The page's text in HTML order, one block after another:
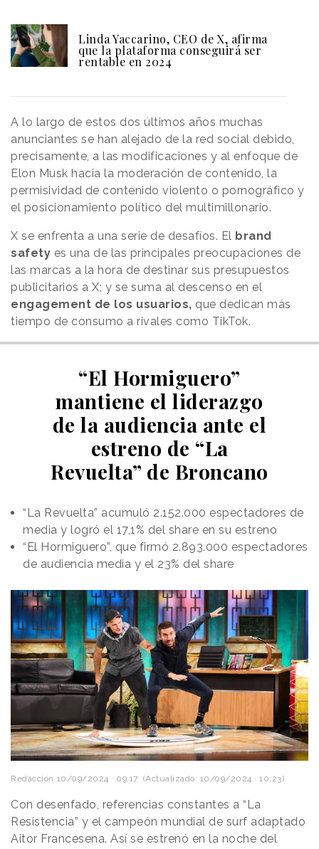
Linda Yaccarino, CEO de X, afirma
que la plataforma conseguirá ser
rentable en 2024
A lo largo de estos dos últimos años muchas
anunciantes se han alejado de la red social debido,
precisamente, a las modificaciones y al enfoque de
Elon Musk hacia la moderación de contenido, la
permisividad de contenido violento o pornográfico y
el posicionamiento político del multimillonario.
X se enfrenta a una serie de desafíos. El brand
safety es una de las principales preocupaciones de
las marcas a la hora de destinar sus presupuestos
publicitarios a X; y se suma al descenso en el
engagement de los usuarios, que dedican más
tiempo de consumo a rivales como TikTok.
“El Hormiguero”
mantiene el liderazgo
de la audiencia ante el
estreno de “La
Revuelta” de Broncano
“La Revuelta” acumuló 2.152.000 espectadores de
media y logró el 17,1% del share en su estreno
“El Hormiguero”, que firmó 2.893.000 espectadores
de audiencia media y el 23% del share
Redacción 10/09/2024 · 09:17 (Actualizado: 10/09/2024 · 10:23)
Con desenfado, referencias constantes a “La
Resistencia” y el campeón mundial de surf adaptado
Aitor Francesena. Así se estrenó en la noche del